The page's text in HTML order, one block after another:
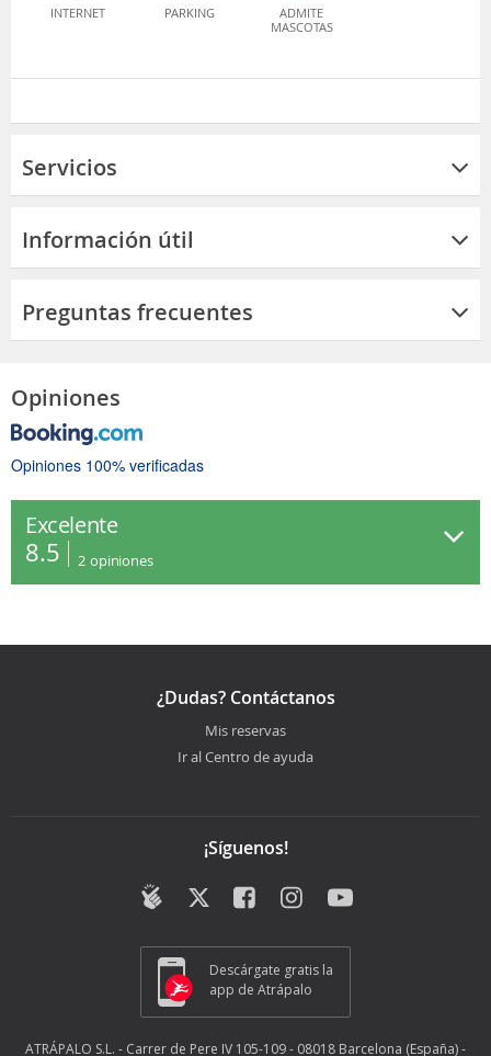
INTERNET PARKING
ADMITE
MASCOTAS
Servicios
Información útil
Preguntas frecuentes
Opiniones
Opiniones 100% verificadas
Excelente
8.5 2 opiniones
¿Dudas? Contáctanos
Mis reservas
Ir al Centro de ayuda
¡Síguenos!
Descárgate gratis la
app de Atrápalo
ATRÁPALO S.L. - Carrer de Pere IV 105-109 - 08018 Barcelona (España) -